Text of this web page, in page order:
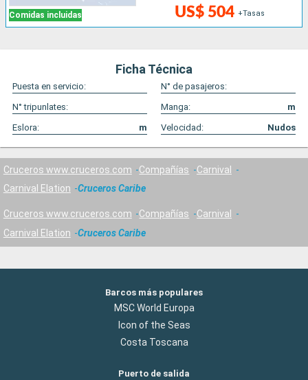
Comidas incluidas US$ 504 +Tasas
Ficha Técnica
Puesta en servicio:
N° de pasajeros:
N° tripunlates:
Manga:
m
Eslora:
m Velocidad: Nudos
Cruceros www.cruceros.com Compañías
Carnival
Carnival Elation
Cruceros Caribe
Cruceros www.cruceros.com Compañías
Carnival
Carnival Elation
Cruceros Caribe
Barcos más populares
MSC World Europa
Icon of the Seas
Costa Toscana
Puerto de salida